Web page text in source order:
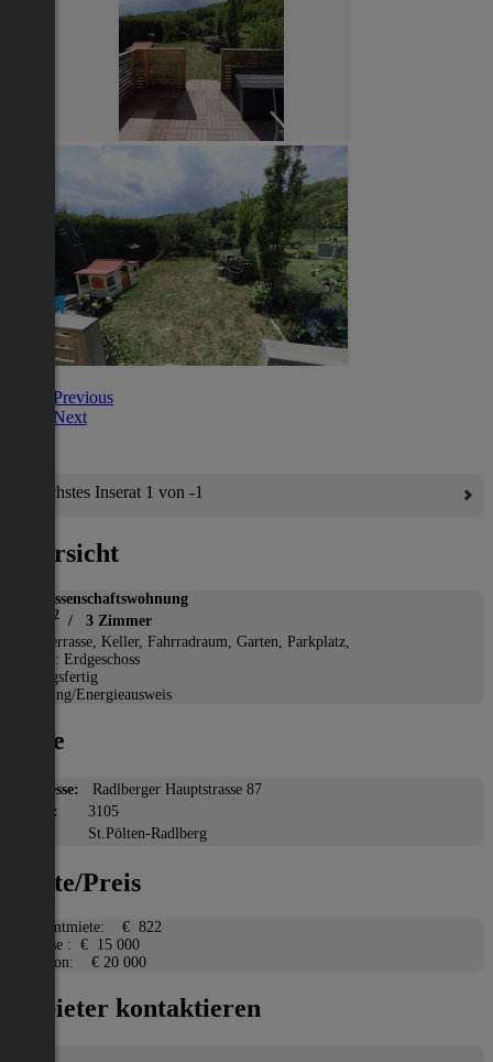
Previous
Next
Nächstes Inserat 1 von -1
Übersicht
Genossenschaftswohnung
2 / 3 Zimmer
Terrasse, Keller, Fahrradraum, Garten, Parkplatz,
Etage: Erdgeschoss
Bezugsfertig
Heizung/Energieausweis
Lage
Adresse:
Radlberger Hauptstrasse 87
PLZ:
3105
St.Pölten-Radlberg
Miete/Preis
Gesamtmiete:
€ 822
Ablöse : € 15 000
Kaution:
€ 20 000
Anbieter kontaktieren